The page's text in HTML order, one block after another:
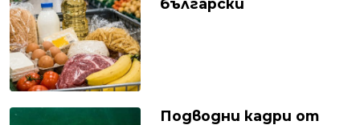
Подводни кадри от